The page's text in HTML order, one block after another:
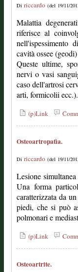
Di riccardo (del 19/11/
Malattia
riferisce al
nell'ispessimento
cavità ossee
Queste ultime,
nervi o vasi
caso dell'artrosi
arti, formicolii ecc.).
(p)Link
Osteoartropatìa.
Di riccardo (del 19/11/
Lesione
Una forma
caratterizzata da
piedi, che si può
polmonari e
(p)Link
Osteoartrite.